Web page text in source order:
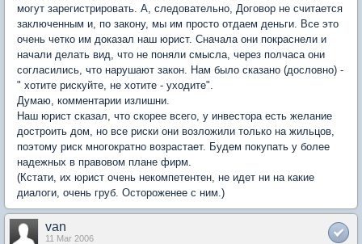
могут зарегистрировать. А, следовательно, Договор не считается
заключенным и, по закону, мы им просто отдаем деньги. Все это
очень четко им доказал наш юрист. Сначала они покраснели и
начали делать вид, что не поняли смысла, через полчаса они
согласились, что нарушают закон. Нам было сказано (дословно) -
" хотите рискуйте, не хотите - уходите".
Думаю, комментарии излишни.
Наш юрист сказал, что скорее всего, у инвестора есть желание
достроить дом, но все риски они возложили только на жильцов,
поэтому риск многократно возрастает. Будем покупать у более
надежных в правовом плане фирм.
(Кстати, их юрист очень некомпетентен, не идет ни на какие
диалоги, очень груб. Остороженее с ним.)
van
11 Mar 2006